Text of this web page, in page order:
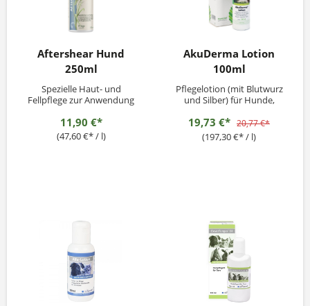
Aftershear Hund
250ml
Spezielle Haut- und
Fellpflege zur Anwendung
Gesunderhaltung der Haut
und für glänzendes Fell.
11,90 €*
(47,60 €* / l)
AkuDerma Lotion
100ml
Pflegelotion (mit Blutwurz
und Silber) für Hunde,
Heimtiere.Bei Tieren, die zu
Allergien, die sich auf der
Haut manifestieren, neigen.
19,73 €* 20,77 €*
(197,30 €* / l)